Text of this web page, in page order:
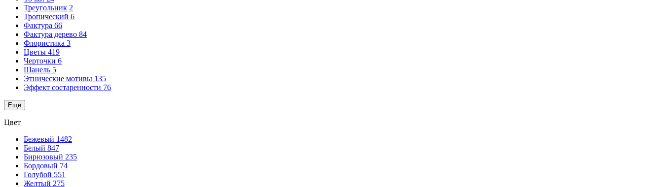
Треугольник 2
Тропический 6
Фактура 66
Фактура дерево 84
Флористика 3
Цветы 419
Черточки 6
Шанель 5
Этнические мотивы 135
Эффект состаренности 76
Ещё
Цвет
Бежевый 1482
Белый 847
Бирюзовый 235
Бордовый 74
Голубой 551
Желтый 275